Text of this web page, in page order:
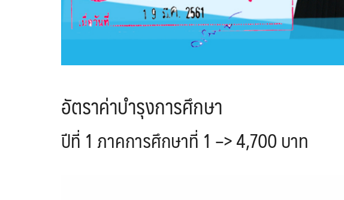
อัตราค่าบำรุงการศึกษา
ปีที่ 1 ภาคการศึกษาที่ 1 –> 4,700 บาท